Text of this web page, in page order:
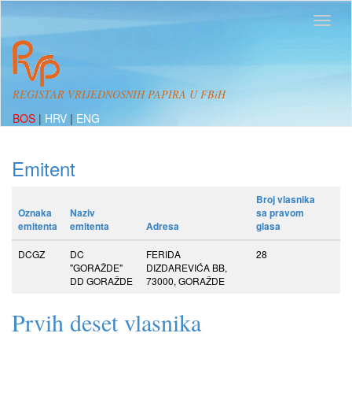
REGISTAR VRIJEDNOSNIH PAPIRA U FBiH
BOS | HRV | ENG
Emitent
Oznaka
emitenta
Naziv
emitenta
Adresa
Broj vlasnika
sa pravom
glasa
DCGZ
DC
"GORAŽDE"
DD GORAŽDE
FERIDA
DIZDAREVIĆA BB,
73000, GORAŽDE
28
Prvih deset vlasnika